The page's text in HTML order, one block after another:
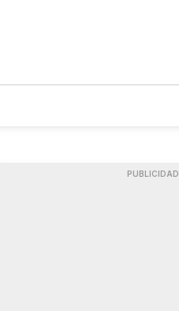
PUBLICIDAD